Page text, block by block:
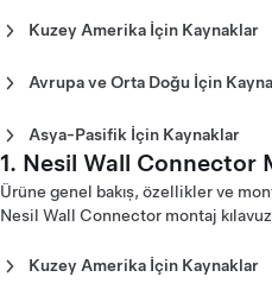
3. Nesil Wall Connector
3. Nesil Wall Connector
3. Nesil Wall Connector
3. Nesil Wall Connector
3. Nesil Wall Connector
(Português)
3. Nesil Wall Connector
3. Nesil Wall Connector
3. Nesil Wall Connector
ไทย)
Kuzey Amerika İçin Kaynaklar
(English)
(Español)
2. Nesil Wall Connector
(Français)
Avrupa ve Orta Doğu İçin
(Čeština)
2. Nesil Wall Connector
2. Nesil Wall Connector
(Deutsch)
2. Nesil Wall Connector
(Español)
Asya-Pasifik İçin Kaynaklar
2. Nesil Wall Connector
(English)
2. Nesil Wall Connector
2. Nesil Wall Connector
2. Nesil Wall Connector
(English)
1. Nesil Wall Connector
Ürüne genel bakış, özellikler ve
Nesil Wall Connector montaj
Kuzey Amerika İçin Kaynaklar